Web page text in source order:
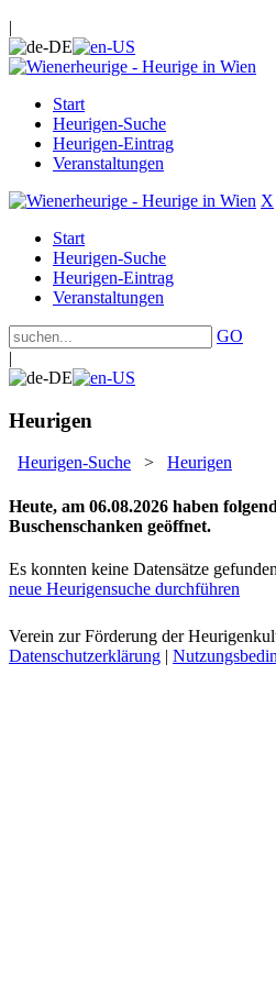
|
Start
Heurigen-Suche
Heurigen-Eintrag
Veranstaltungen
X
Start
Heurigen-Suche
Heurigen-Eintrag
Veranstaltungen
GO
|
Heurigen
Heurigen-Suche > Heurigen
Heute, am 06.08.2026 haben
Buschenschanken geöffnet.
Es konnten keine Datensätze
neue Heurigensuche durchführen
Verein zur Förderung der
Datenschutzerklärung |